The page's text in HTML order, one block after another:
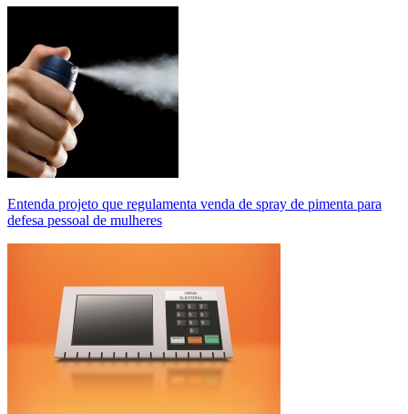
Entenda projeto que regulamenta venda de spray de pimenta para
defesa pessoal de mulheres